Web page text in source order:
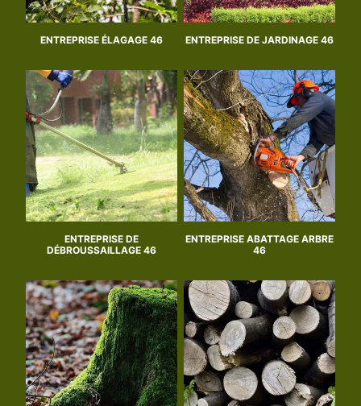
ENTREPRISE ÉLAGAGE 46 ENTREPRISE DE JARDINAGE 46
ENTREPRISE DE
DÉBROUSSAILLAGE 46
ENTREPRISE ABATTAGE ARBRE
46